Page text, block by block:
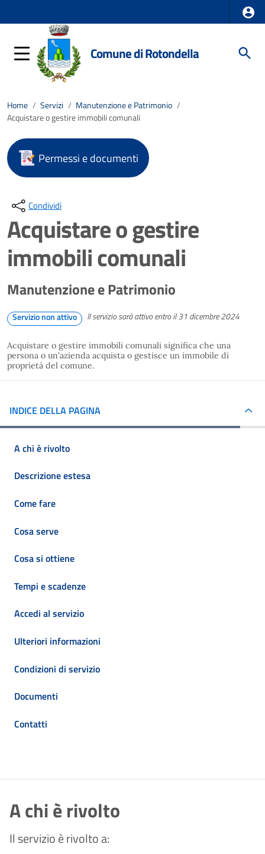
Comune di Rotondella
Home / Servizi / Manutenzione e Patrimonio /
Acquistare o gestire immobili comunali
Permessi e documenti
Condividi
Acquistare o gestire
immobili comunali
Manutenzione e Patrimonio
Servizio non attivo Il servizio sarà attivo entro il 31 dicembre 2024
Acquistare o gestire immobili comunali significa che una
persona o un'azienda acquista o gestisce un immobile di
proprietà del comune.
INDICE DELLA PAGINA
A chi è rivolto
Descrizione estesa
Come fare
Cosa serve
Cosa si ottiene
Tempi e scadenze
Accedi al servizio
Ulteriori informazioni
Condizioni di servizio
Documenti
Contatti
A chi è rivolto
Il servizio è rivolto a: